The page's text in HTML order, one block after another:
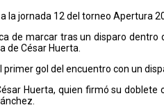
jornada 12 del torneo Apertura
de marcar tras un disparo
de César Huerta.
gol del encuentro con un
Huerta, quien firmó su